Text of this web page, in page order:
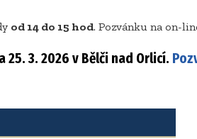
od 14 do 15 hod. Pozvánku na on-
3. 2026 v Bělči nad Orlicí.